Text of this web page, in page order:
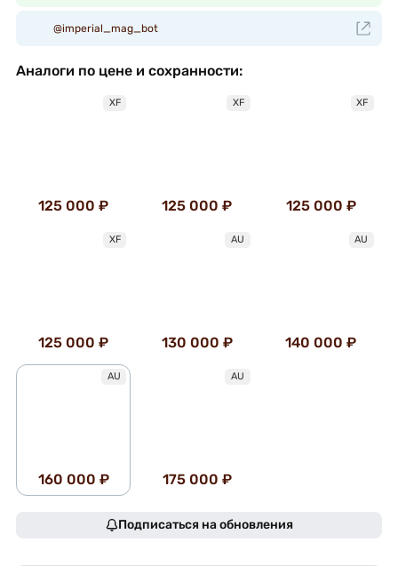
@imperial_mag_bot
Аналоги по цене и сохранности:
XF
125 000 ₽
XF
125 000 ₽
XF
125 000 ₽
XF
125 000 ₽
AU
130 000 ₽
AU
140 000 ₽
AU
160 000 ₽
AU
175 000 ₽
Подписаться на обновления